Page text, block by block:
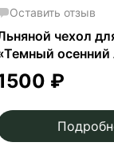
Оставить отзыв
чехол
осенний
₽